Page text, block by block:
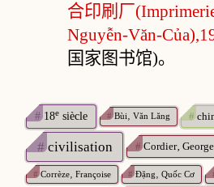
合印刷厂
Nguyễn-Văn-
国家图书馆)。
#18e siècle #Bùi‚ Văn Lăng #
#civilisation #Cordier‚
#Corrèze‚ Françoise #Đặng‚ Quốc Cơ